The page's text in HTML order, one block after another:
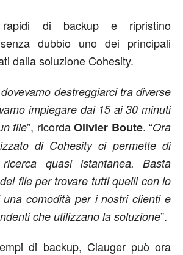
di backup e ripristino
dubbio uno dei principali
dalla soluzione Cohesity.
destreggiarci tra diverse
impiegare dai 15 ai 30 minuti
file”, ricordaOlivier Boute. “Ora
di Cohesity ci permette di
quasi istantanea. Basta
file per trovare tutti quelli con lo
comodità per i nostri clienti e
che utilizzano la soluzione”.
di backup, Clauger può ora